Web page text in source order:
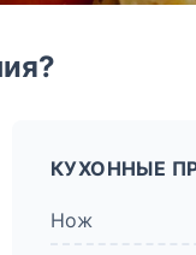
КУХОННЫЕ
Нож